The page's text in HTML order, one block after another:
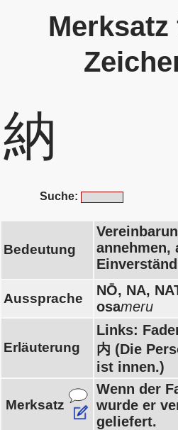
納
Suche:
Bedeutung
annehmen,
Aussprache
NŌ, NA,
osameru
Erläuterung
Links:
内 (Die
ist innen.)
Merksatz
Wenn der
wurde er
geliefert.